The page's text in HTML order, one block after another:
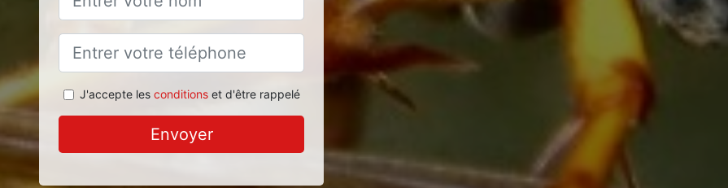
J'accepte les conditionset d'être rappelé
Envoyer